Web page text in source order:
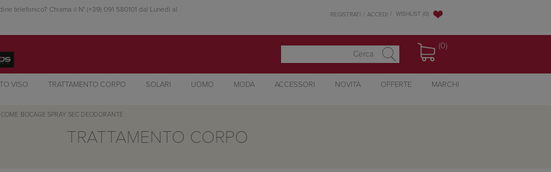
telefonico? Chiama il N° (+39) 091 580101 dal Lunedì al
REGISTRATI ACCEDI WISHLIST (0)
(0)
VISO TRATTAMENTO CORPO SOLARI UOMO MODA ACCESSORI NOVITÀ OFFERTE MARCHI
BOCAGE SPRAY SEC DEODORANTE
TRATTAMENTO CORPO